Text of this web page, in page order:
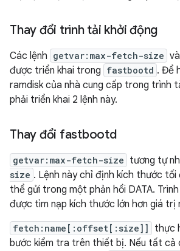
Thay đổi trình tải khởi động
Các lệnh getvar:max-fetch-size và
được triển khai trong fastbootd . Để
ramdisk của nhà cung cấp trong trình
phải triển khai 2 lệnh này.
Thay đổi fastbootd
getvar:max-fetch-size tương tự
size . Lệnh này chỉ định kích thước
thể gửi trong một phản hồi DATA.
được tìm nạp kích thước lớn hơn giá trị
fetch:name[:offset[:size]]
thực
bước kiểm tra trên thiết bị. Nếu tất cả